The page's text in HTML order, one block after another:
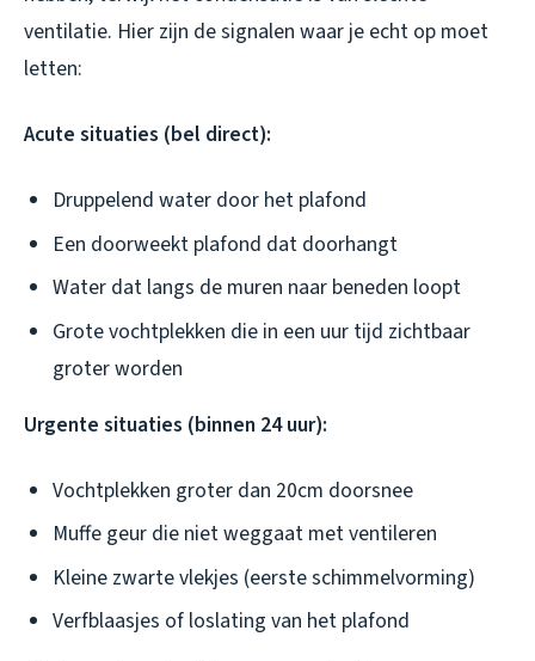
ventilatie. Hier zijn de signalen waar je echt op moet
letten:
Acute situaties (bel direct):
Druppelend water door het plafond
Een doorweekt plafond dat doorhangt
Water dat langs de muren naar beneden loopt
Grote vochtplekken die in een uur tijd zichtbaar
groter worden
Urgente situaties (binnen 24 uur):
Vochtplekken groter dan 20cm doorsnee
Muffe geur die niet weggaat met ventileren
Kleine zwarte vlekjes (eerste schimmelvorming)
Verfblaasjes of loslating van het plafond